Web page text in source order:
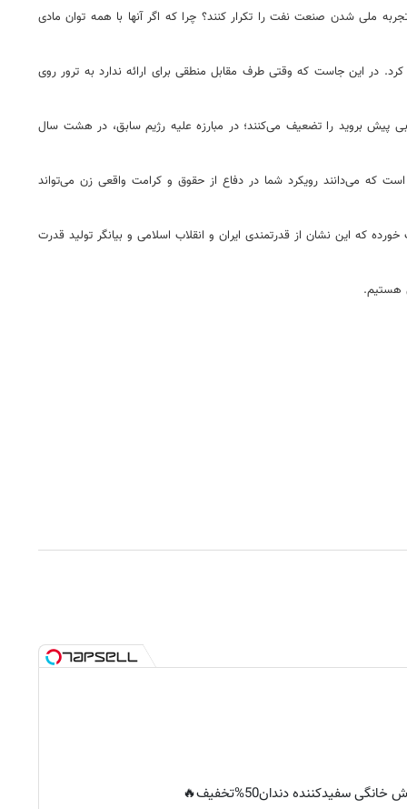
ملی شدن صنعت نفت را تکرار کنند؟ چرا که اگر آنها با همه توان مادی
در این جاست که وقتی طرف مقابل منطقی برای ارائه ندارد به ترور روی
پیش بروید را تضعیف می‌کنند؛ در مبارزه علیه رژیم سابق، در هشت سال
که می‌دانند رویکرد شما در دفاع از حقوق و کرامت واقعی زن می‌تواند
که این نشان از قدرتمندی ایران و انقلاب اسلامی و بیانگر تولید قدرت
هستیم.
سفیدکننده دندان50%تخفیف🔥